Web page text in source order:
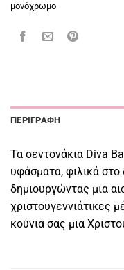
μονόχρωμο
ΠΕΡΙΓΡΑΦΉ
Τα σεντονάκια Diva
υφάσματα, φιλικά
δημιουργώντας μια
χριστουγεννιάτικες
κούνια σας μια